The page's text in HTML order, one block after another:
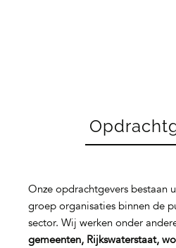
Onze opdrachtgevers bestaan
groep organisaties binnen de
sector. Wij werken onder
gemeenten, Rijkswaterstaat,